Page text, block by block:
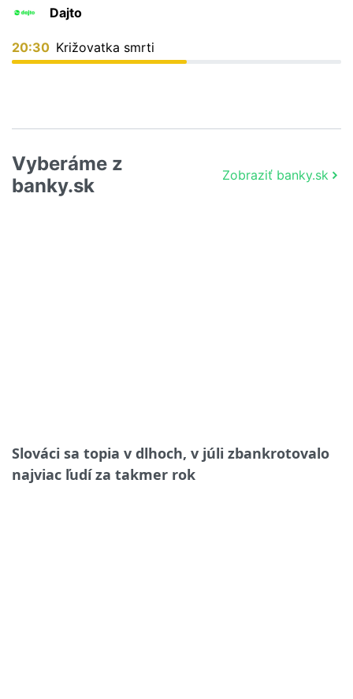
Dajto
20:30 Križovatka smrti
Vyberáme z
banky.sk
Zobraziť banky.sk
Slováci sa topia v dlhoch, v júli zbankrotovalo
najviac ľudí za takmer rok